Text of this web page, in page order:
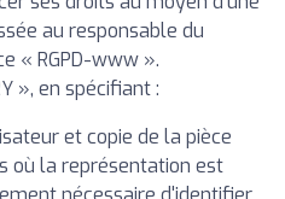
au responsable du
« RGPD-www ».
», en spécifiant :
et copie de la pièce
où la représentation est